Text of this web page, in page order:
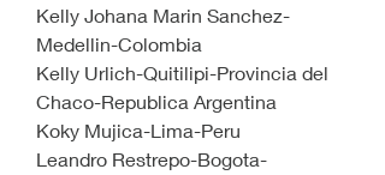
Kelly Johana Marin Sanchez-
Medellin-Colombia
Kelly Urlich-Quitilipi-Provincia del
Chaco-Republica Argentina
Koky Mujica-Lima-Peru
Leandro Restrepo-Bogota-